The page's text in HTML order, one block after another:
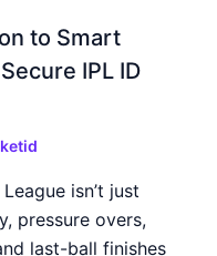
to Smart
IPL ID
isn’t just
pressure overs,
last-ball finishes